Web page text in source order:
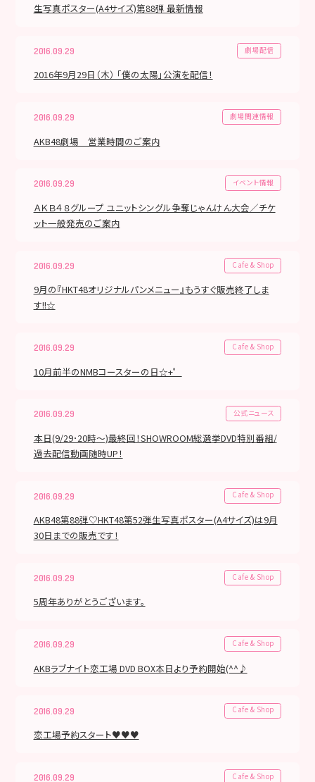
生写真ポスター(A4サイズ)第88弾 最新情報
2016.09.29 劇場配信
2016年9月29日（木） 「僕の太陽」公演を配信！
2016.09.29 劇場関連情報
AKB48劇場 営業時間のご案内
2016.09.29 イベント情報
ＡＫＢ４８グループ ユニットシングル争奪じゃんけん大会／チケ
ット一般発売のご案内
2016.09.29 Cafe & Shop
9月の『HKT48オリジナルパンメニュー』もうすぐ販売終了しま
す!!☆
2016.09.29 Cafe & Shop
10月前半のNMBコースターの日☆+゜
2016.09.29 公式ニュース
本日(9/29･20時～)最終回！SHOWROOM総選挙DVD特別番組/
過去配信動画随時UP！
2016.09.29 Cafe & Shop
AKB48第88弾♡HKT48第52弾生写真ポスター(A4サイズ)は9月
30日までの販売です！
2016.09.29 Cafe & Shop
5周年ありがとうございます。
2016.09.29 Cafe & Shop
AKBラブナイト恋工場 DVD BOX本日より予約開始(^^♪
2016.09.29 Cafe & Shop
恋工場予約スタート♥♥♥
2016.09.29 Cafe & Shop